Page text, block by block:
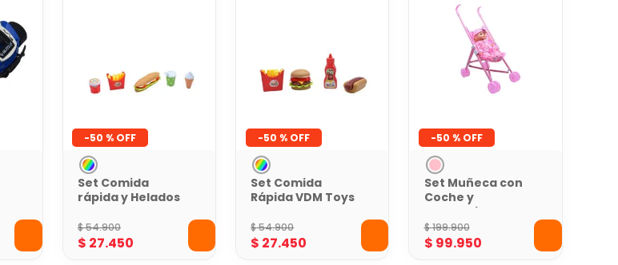
-50 %
Set Comida
rápida y Helados
$54.900
$ 27.450
-50 %
Set Comida
Rápida VDM Toys
$54.900
$ 27.450
-50 %
Set Muñeca con
Coche y
Accesorios VDM
Toys
$199.900
$ 99.950